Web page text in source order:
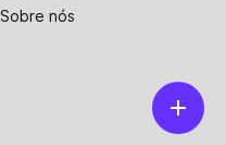
Sobre nós